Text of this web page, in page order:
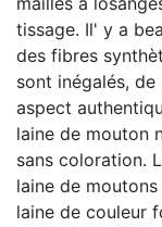
tissage. Il' y a
des fibres
sont inégalés,
aspect
laine de mouton
sans coloration.
laine de
laine de couleur